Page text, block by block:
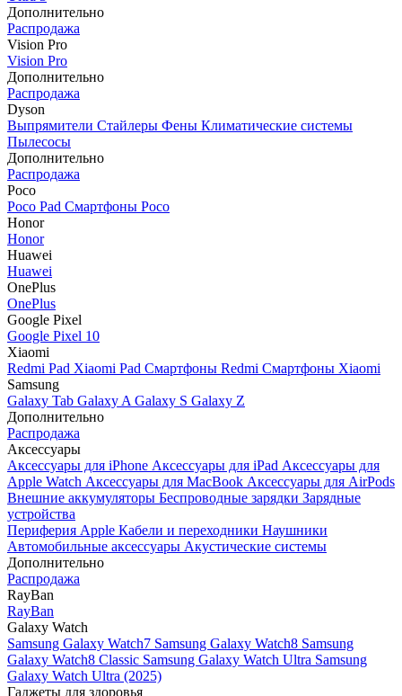
Дополнительно
Распродажа
Vision Pro
Vision Pro
Дополнительно
Распродажа
Dyson
Выпрямители Стайлеры Фены Климатические системы
Пылесосы
Дополнительно
Распродажа
Poco
Poco Pad Смартфоны Poco
Honor
Honor
Huawei
Huawei
OnePlus
OnePlus
Google Pixel
Google Pixel 10
Xiaomi
Redmi Pad Xiaomi Pad Смартфоны Redmi Смартфоны Xiaomi
Samsung
Galaxy Tab Galaxy A Galaxy S Galaxy Z
Дополнительно
Распродажа
Аксессуары
Аксессуары для iPhone Аксессуары для iPad Аксессуары для
Apple Watch Аксессуары для MacBook Аксессуары для AirPods
Внешние аккумуляторы Беспроводные зарядки Зарядные
устройства
Периферия Apple Кабели и переходники Наушники
Автомобильные аксессуары Акустические системы
Дополнительно
Распродажа
RayBan
RayBan
Galaxy Watch
Samsung Galaxy Watch7 Samsung Galaxy Watch8 Samsung
Galaxy Watch8 Classic Samsung Galaxy Watch Ultra Samsung
Galaxy Watch Ultra (2025)
Гаджеты для здоровья